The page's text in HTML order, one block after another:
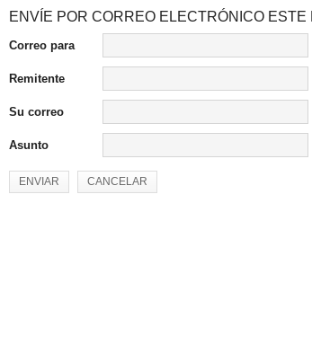
ENVÍE POR CORREO ELECTRÓNICO ESTE
Correo para
Remitente
Su correo
Asunto
ENVIAR CANCELAR